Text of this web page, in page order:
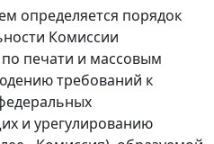
определяется порядок
Комиссии
печати и массовым
требований к
и урегулированию